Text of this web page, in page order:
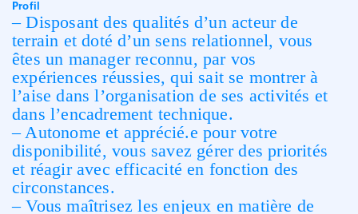
Profil
– Disposant des qualités d’un acteur de
terrain et doté d’un sens relationnel, vous
êtes un manager reconnu, par vos
expériences réussies, qui sait se montrer à
l’aise dans l’organisation de ses activités et
dans l’encadrement technique.
– Autonome et apprécié.e pour votre
disponibilité, vous savez gérer des priorités
et réagir avec efficacité en fonction des
circonstances.
– Vous maîtrisez les enjeux en matière de